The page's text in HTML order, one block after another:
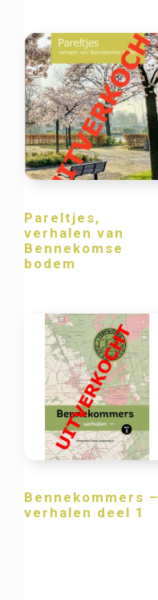
Pareltjes,
verhalen van
Bennekomse
bodem
Bennekommers –
verhalen deel 1